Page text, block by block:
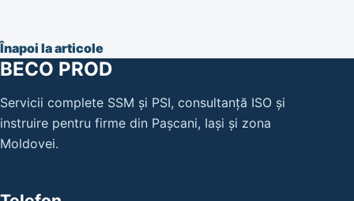
Înapoi la articole
BECO PROD
Servicii complete SSM și PSI, consultanță ISO și
instruire pentru firme din Pașcani, Iași și zona
Moldovei.